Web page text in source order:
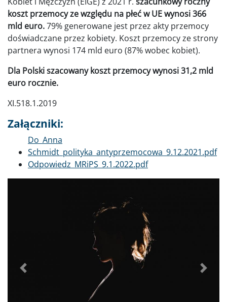
koszt przemocy ze względu na płeć w UE wynosi 366
mld euro.79% generowane jest przez akty przemocy
doświadczane przez kobiety. Koszt przemocy ze strony
partnera wynosi 174 mld euro (87% wobec kobiet).
Dla Polski szacowany koszt przemocy wynosi 31,2 mld
euro rocznie.
XI.518.1.2019
Załączniki:
Dokument
Do_Anna
Schmidt_polityka_antyprzemocowa_9.12.2021.pdf
Dokument
Odpowiedz_MRiPS_9.1.2022.pdf
Poprzednie Dalej